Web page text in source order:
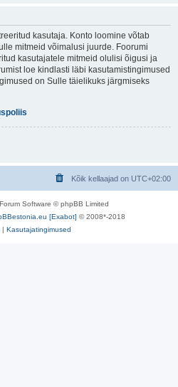
kasutaja. Konto loomine võtab
mitmeid võimalusi juurde. Foorumi
kasutajatele mitmeid olulisi õigusi ja
loe kindlasti läbi kasutamistingimused
on Sulle täielikuks järgmiseks
Kõik kellaajad on UTC+02:00
Software © phpBB Limited
[Exabot] © 2008*-2018
| Kasutajatingimused